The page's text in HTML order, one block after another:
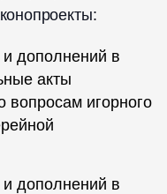
дополнений в
акты
вопросам игорного
дополнений в